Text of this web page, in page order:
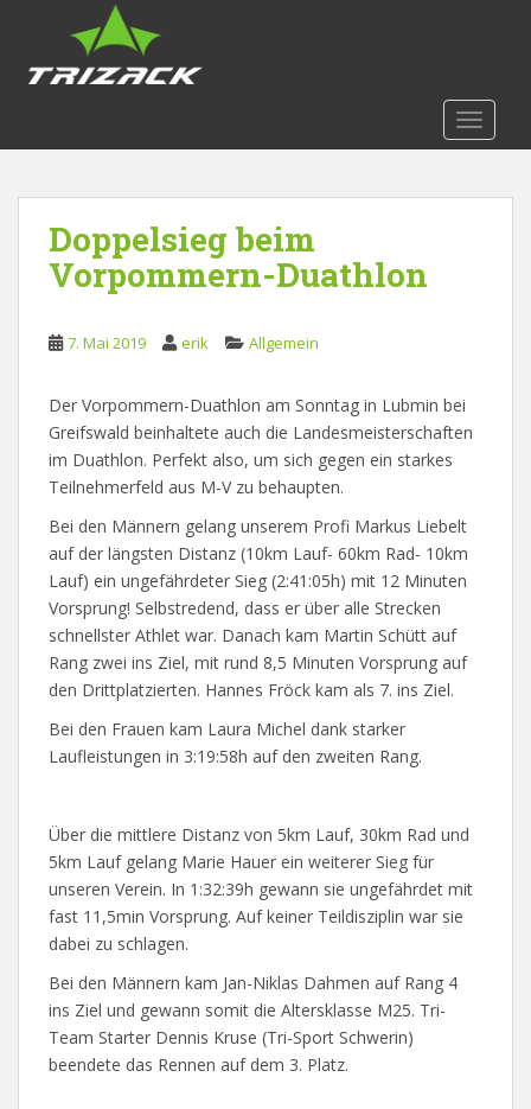
o
Doppelsieg beim
Vorpommern-Duathlon
7. Mai 2019 erik Allgemein
Der Vorpommern-Duathlon am Sonntag in Lubmin bei
Greifswald beinhaltete auch die Landesmeisterschaften
im Duathlon. Perfekt also, um sich gegen ein starkes
Teilnehmerfeld aus M-V zu behaupten.
Bei den Männern gelang unserem Profi Markus Liebelt
auf der längsten Distanz (10km Lauf- 60km Rad- 10km
Lauf) ein ungefährdeter Sieg (2:41:05h) mit 12 Minuten
Vorsprung! Selbstredend, dass er über alle Strecken
schnellster Athlet war. Danach kam Martin Schütt auf
Rang zwei ins Ziel, mit rund 8,5 Minuten Vorsprung auf
den Drittplatzierten. Hannes Fröck kam als 7. ins Ziel.
Bei den Frauen kam Laura Michel dank starker
Laufleistungen in 3:19:58h auf den zweiten Rang.
Über die mittlere Distanz von 5km Lauf, 30km Rad und
5km Lauf gelang Marie Hauer ein weiterer Sieg für
unseren Verein. In 1:32:39h gewann sie ungefährdet mit
fast 11,5min Vorsprung. Auf keiner Teildisziplin war sie
dabei zu schlagen.
Bei den Männern kam Jan-Niklas Dahmen auf Rang 4
ins Ziel und gewann somit die Altersklasse M25. Tri-
Team Starter Dennis Kruse (Tri-Sport Schwerin)
beendete das Rennen auf dem 3. Platz.